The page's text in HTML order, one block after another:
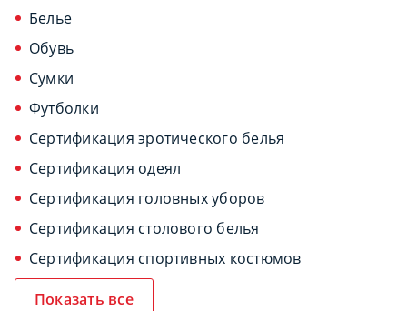
Белье
Обувь
Сумки
Футболки
Сертификация эротического белья
Сертификация одеял
Сертификация головных уборов
Сертификация столового белья
Сертификация спортивных костюмов
Показать все